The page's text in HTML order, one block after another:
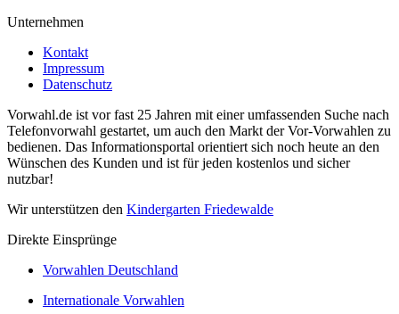
Unternehmen
Kontakt
Impressum
Datenschutz
Vorwahl.de ist vor fast 25 Jahren mit einer umfassenden Suche nach
Telefonvorwahl gestartet, um auch den Markt der Vor-Vorwahlen zu
bedienen. Das Informationsportal orientiert sich noch heute an den
Wünschen des Kunden und ist für jeden kostenlos und sicher
nutzbar!
Wir unterstützen den Kindergarten Friedewalde
Direkte Einsprünge
Vorwahlen Deutschland
Internationale Vorwahlen